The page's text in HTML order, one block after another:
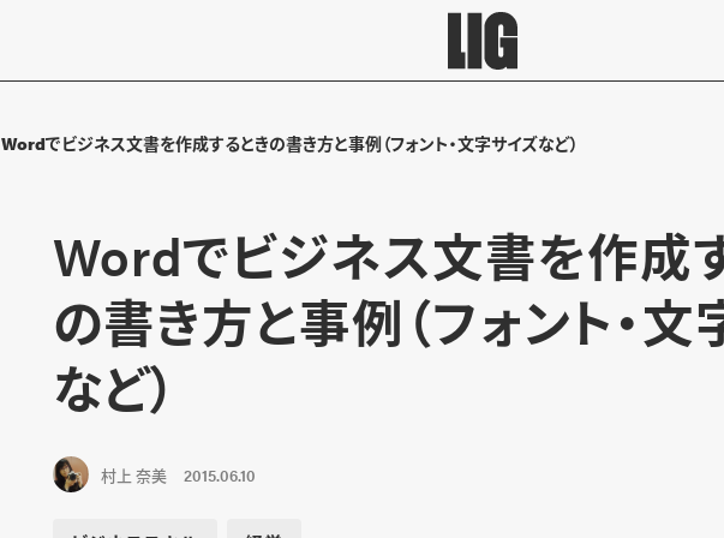
Wordでビジネス文書を作成するときの書き方と事例（フォント・文字サイズなど）
Wordでビジネス文書を作成
の書き方と事例（フォント・
など）
村上 奈美 2015.06.10